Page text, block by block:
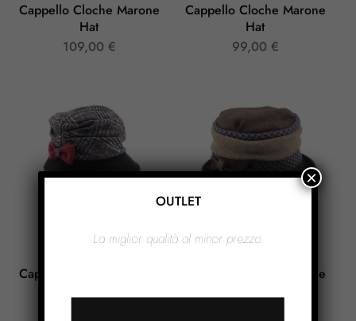
Cappello Cloche Marone
Hat
109,00 €
Cappello Cloche Marone
Hat
99,00 €
Cappello Cloche Marone
Cappello Cloche Marone
OUTLET
La miglior qualità al minor prezzo.
×